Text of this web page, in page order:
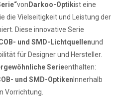
von Darkoo-Optikist eine
die Vielseitigkeit und Leistung der
Diese innovative Serie
und SMD-Lichtquellenund
für Designer und Hersteller.
Serieenthalten:
und SMD-Optiken Innerhalb
Vorrichtung.